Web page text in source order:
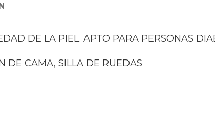
DE LA PIEL. APTO PARA PERSONAS
DE CAMA, SILLA DE RUEDAS